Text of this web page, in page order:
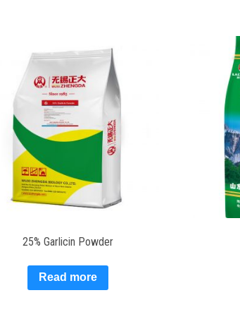
25% Garlicin Powder
Read more